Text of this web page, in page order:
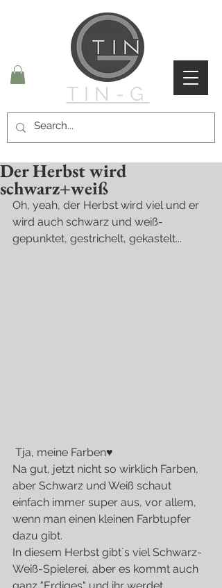
TIN-G
Der Herbst wird
schwarz+weiß
Oh, yeah, der Herbst wird viel und er
wird auch schwarz und weiß-
gepunktet, gestrichelt, gekastelt...
Tja, meine Farben♥
Na gut, jetzt nicht so wirklich Farben,
aber Schwarz und Weiß schaut
einfach immer super aus, vor allem,
wenn man einen kleinen Farbtupfer
dazu gibt.
In diesem Herbst gibt´s viel Schwarz-
Weiß-Spielerei, aber es kommt auch